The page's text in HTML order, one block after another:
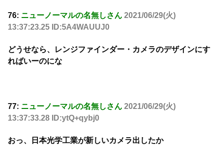
76: ニューノーマルの名無しさん 2021/06/29(火)
13:37:23.25 ID:5A4WAUUJ0
どうせなら、レンジファインダー・カメラのデザインにす
ればいーのにな
77: ニューノーマルの名無しさん 2021/06/29(火)
13:37:33.28 ID:ytQ+qybj0
おっ、日本光学工業が新しいカメラ出したか